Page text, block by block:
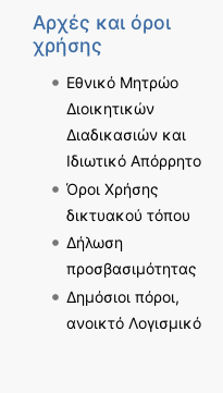
Αρχές και όροι
χρήσης
Εθνικό Μητρώο
Διοικητικών
Διαδικασιών και
Ιδιωτικό Απόρρητο
Όροι Χρήσης
δικτυακού τόπου
Δήλωση
προσβασιμότητας
Δημόσιοι πόροι,
ανοικτό Λογισμικό